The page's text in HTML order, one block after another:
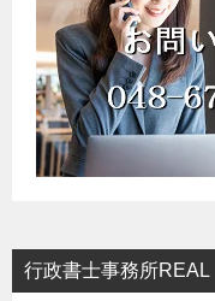
行政書士事務所